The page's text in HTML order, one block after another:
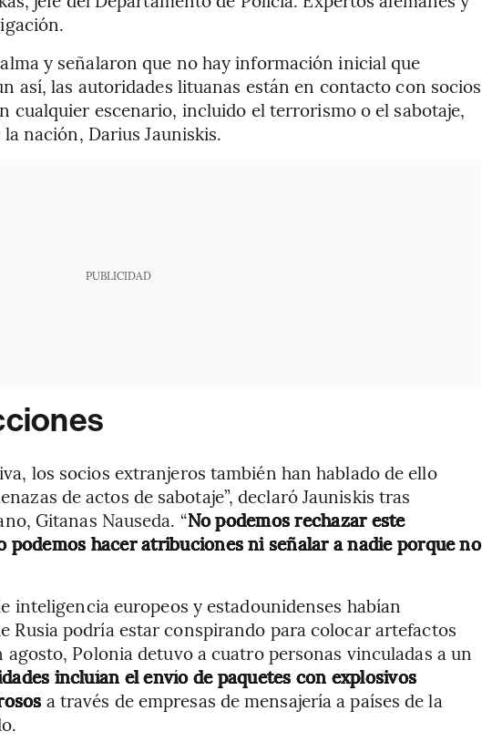
y señalaron que no hay información inicial que
así, las autoridades lituanas están en contacto con socios
cualquier escenario, incluido el terrorismo o el sabotaje,
nación, Darius Jauniskis.
PUBLICIDAD
los socios extranjeros también han hablado de ello
de actos de sabotaje”, declaró Jauniskis tras
Gitanas Nauseda. “No podemos rechazar este
podemos hacer atribuciones ni señalar a nadie porque no
inteligencia europeos y estadounidenses habían
Rusia podría estar conspirando para colocar artefactos
Polonia detuvo a cuatro personas vinculadas a un
incluían el envío de paquetes con explosivos
a través de empresas de mensajería a países de la